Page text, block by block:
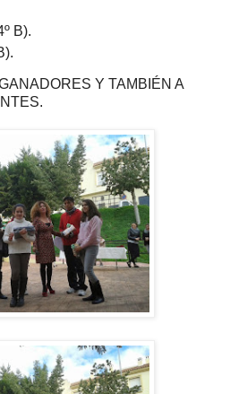
B).
Y TAMBIÉN A